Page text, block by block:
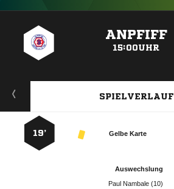
ANPFIFF
15:00UHR
SPIELVERLAUF
Gelbe Karte
19’
Auswechslung
  